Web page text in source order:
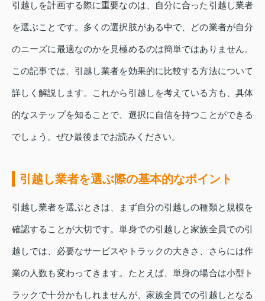
引越しを計画する際に重要なのは、自分に合った引越し業者
を選ぶことです。多くの選択肢がある中で、どの業者が自分
のニーズに最適なのかを見極めるのは簡単ではありません。
この記事では、引越し業者を効果的に比較する方法について
詳しく解説します。これから引越しを考えている方も、具体
的なステップを知ることで、選択に自信を持つことができる
でしょう。ぜひ最後までお読みください。
引越し業者を選ぶ際の基本的なポイント
引越し業者を選ぶときは、まず自分の引越しの種類と規模を
確認することが大切です。単身での引越しと家族全員での引
越しでは、必要なサービスやトラックの大きさ、さらには作
業の人数も変わってきます。たとえば、単身の場合は小型ト
ラックで十分かもしれませんが、家族全員での引越しとなる